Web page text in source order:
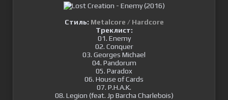
Стиль: Metalcore / Hardcore
Треклист:
01. Enemy
02. Conquer
03. Georges Michael
04. Pandorum
05. Paradox
06. House of Cards
07. P.H.A.K.
08. Legion (feat. Jp Barcha Charlebois)